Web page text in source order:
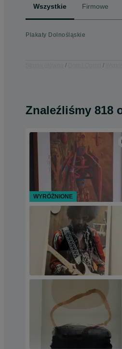
Wszystkie Firmowe
Plakaty Dolnośląskie
Znaleźliśmy 818
WYRÓŻNIONE